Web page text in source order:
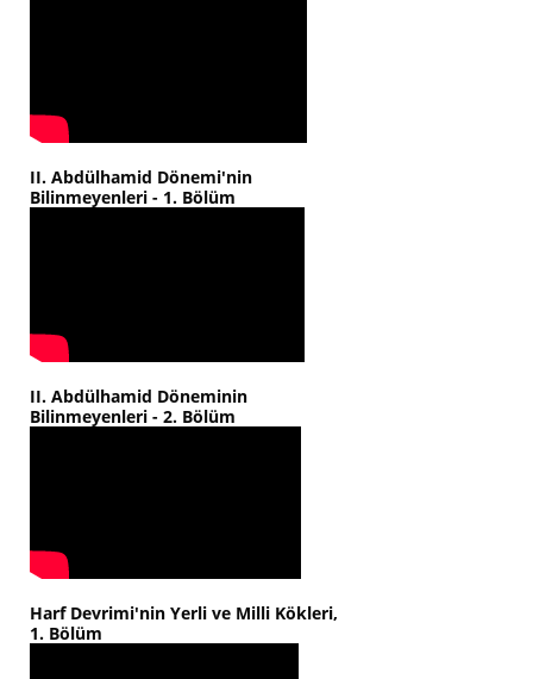
II. Abdülhamid Dönemi'nin
Bilinmeyenleri - 1. Bölüm
II. Abdülhamid Döneminin
Bilinmeyenleri - 2. Bölüm
Harf Devrimi'nin Yerli ve Milli Kökleri,
1. Bölüm